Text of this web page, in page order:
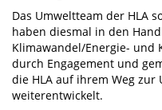
Das Umweltteam der HLA
haben diesmal in den
Klimawandel/Energie- und
durch Engagement und
die HLA auf ihrem Weg
weiterentwickelt.